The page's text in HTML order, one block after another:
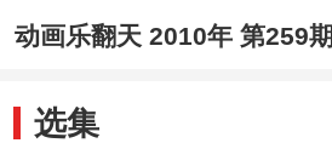
动画乐翻天 2010年 第259期
选集